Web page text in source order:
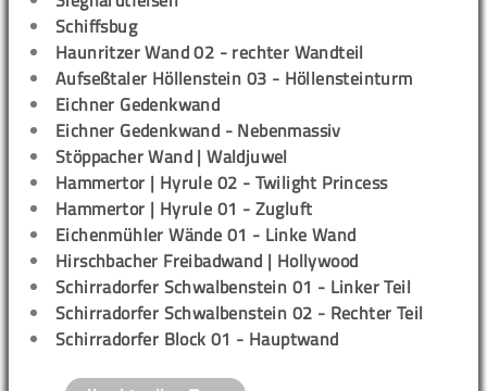
Schiffsbug
Haunritzer Wand 02 - rechter Wandteil
Aufseßtaler Höllenstein 03 - Höllensteinturm
Eichner Gedenkwand
Eichner Gedenkwand - Nebenmassiv
Stöppacher Wand | Waldjuwel
Hammertor | Hyrule 02 - Twilight Princess
Hammertor | Hyrule 01 - Zugluft
Eichenmühler Wände 01 - Linke Wand
Hirschbacher Freibadwand | Hollywood
Schirradorfer Schwalbenstein 01 - Linker Teil
Schirradorfer Schwalbenstein 02 - Rechter Teil
Schirradorfer Block 01 - Hauptwand